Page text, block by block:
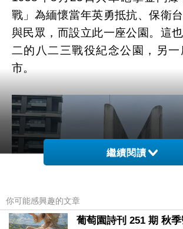
戰」為緬懷當年英勇抵抗、保衛
與民眾，而設立此一座公園。這
二的八二三戰役紀念公園，另
市。
繼續閱讀
你可能感興趣的文章
葡萄園詩刊 251 期 秋